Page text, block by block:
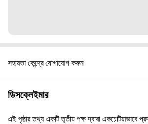
সহায়তা কেন্দ্রে যোগাযোগ করুন
ডিসক্লেইমার
এই পৃষ্ঠার তথ্য একটি তৃতীয় পক্ষ দ্বারা একচেটিয়াভাবে